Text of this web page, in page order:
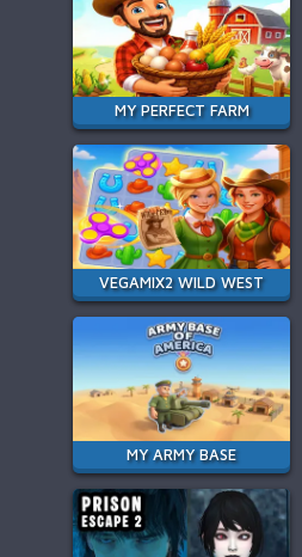
MY PERFECT FARM
VEGAMIX2 WILD WEST
MY ARMY BASE